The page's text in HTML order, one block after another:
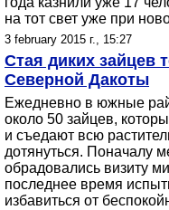
на тот свет уже при
3 february 2015 г., 15:27
Стая диких зайцев
Северной Дакоты
Ежедневно в южные
около 50 зайцев,
и съедают всю
дотянуться. Поначалу
обрадовались визиту
последнее время
избавиться от